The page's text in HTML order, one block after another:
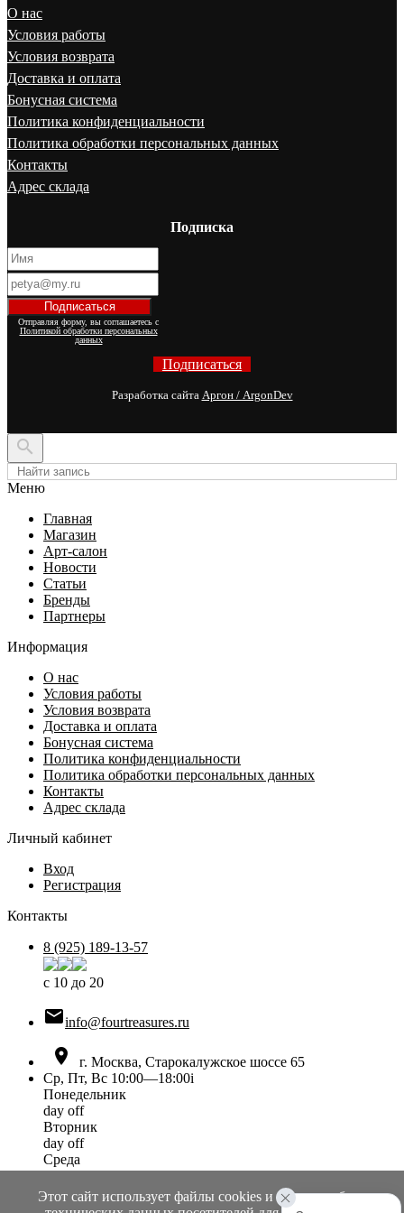
О нас
Условия работы
Условия возврата
Доставка и оплата
Бонусная система
Политика конфиденциальности
Политика обработки персональных данных
Контакты
Адрес склада
Подписка
Отправляя форму, вы соглашаетесь с
Политикой обработки персональных
данных
Подписаться
Разработка сайта Аргон / ArgonDev
Этот сайт использует файлы cookies и сервисы сбора

Меню
Главная
Магазин
Арт-салон
Новости
Статьи
Бренды
Партнеры
Информация
О нас
Условия работы
Условия возврата
Доставка и оплата
Бонусная система
Политика конфиденциальности
Политика обработки персональных данных
Контакты
Адрес склада
Личный кабинет
Вход
Регистрация
Контакты
8 (925) 189-13-57
с 10 до 20
info@fourtreasures.ru

г. Москва, Старокалужское шоссе 65
Ср, Пт, Вс 10:00—18:00i
Понедельник
day off
Вторник
day off
Среда
10:00 — 18:00
Четверг
day off